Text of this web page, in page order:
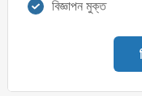
বিজ্ঞাপন মুক্ত